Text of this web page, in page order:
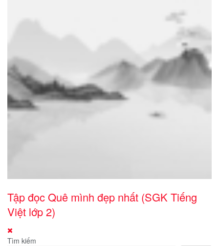
Tập đọc Quê mình đẹp nhất (SGK Tiếng
Việt lớp 2)
Tìm kiếm